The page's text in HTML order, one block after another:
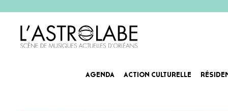
AGENDA ACTION CULTURELLE